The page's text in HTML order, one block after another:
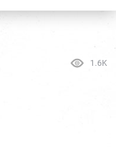
1.6K